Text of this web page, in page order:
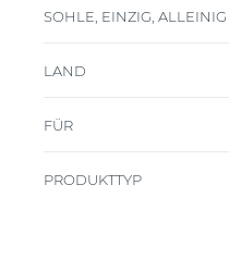
SOHLE, EINZIG, ALLEINIG
LAND
FÜR
PRODUKTTYP